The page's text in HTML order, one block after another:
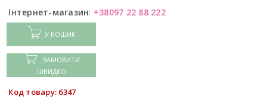
Інтернет-магазин: +38097 22 88 222
У КОШИК
ЗАМОВИТИ
ШВИДКО
Код товару: 6347